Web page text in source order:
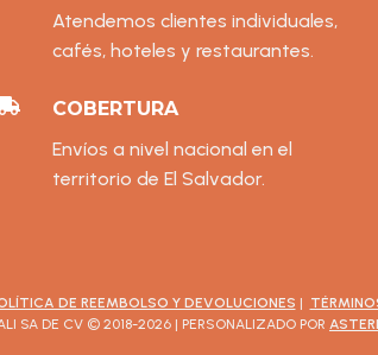
Atendemos clientes individuales,
cafés, hoteles y restaurantes.
COBERTURA
Envíos a nivel nacional en el
territorio de El Salvador.
DE REEMBOLSO Y DEVOLUCIONES |
SA DE CV © 2018-2026 | PERSONALIZADO POR